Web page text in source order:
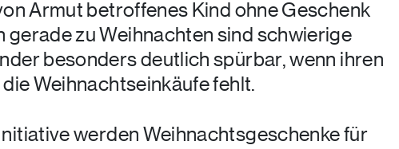
Armut betroffenes Kind ohne Geschenk
gerade zu Weihnachten sind schwierige
besonders deutlich spürbar, wenn ihren
Weihnachtseinkäufe fehlt.
werden Weihnachtsgeschenke für